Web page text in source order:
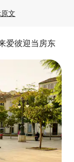
文
爱彼迎当房东